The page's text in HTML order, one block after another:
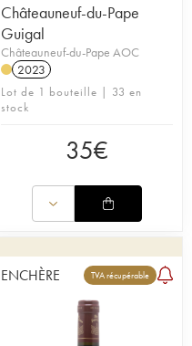
Châteauneuf-du-Pape
Guigal
Châteauneuf-du-Pape AOC
2023
Lot de 1 bouteille | 33 en
stock
35€
ENCHÈRE TVA récupérable